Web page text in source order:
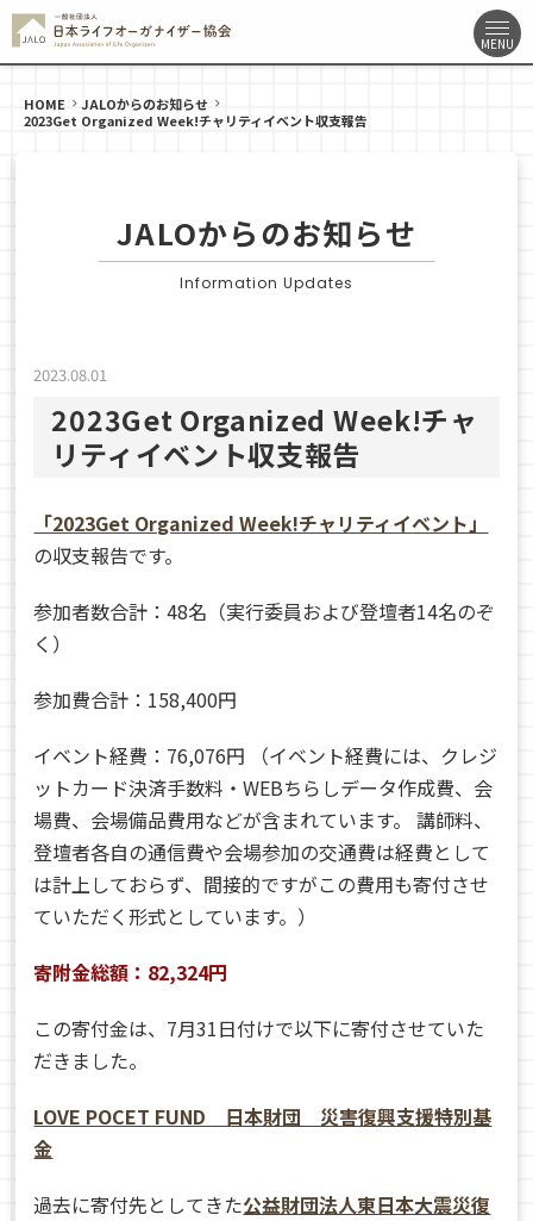
HOME
JALOからのお知らせ
2023Get Organized Week!チャリティイベント収支報告
JALOからのお知らせ
Information Updates
2023.08.01
2023Get Organized Week!チャ
リティイベント収支報告
「2023Get Organized Week!チャリティイベント」
の収支報告です。
参加者数合計：48名（実行委員および登壇者14名のぞ
く）
参加費合計：158,400円
イベント経費：76,076円 （イベント経費には、クレジ
ットカード決済手数料・WEBちらしデータ作成費、会
場費、会場備品費用などが含まれています。 講師料、
登壇者各自の通信費や会場参加の交通費は経費として
は計上しておらず、間接的ですがこの費用も寄付させ
ていただく形式としています。）
寄附金総額：82,324円
この寄付金は、7月31日付けで以下に寄付させていた
だきました。
LOVE POCET FUND 日本財団 災害復興支援特別基
金
過去に寄付先としてきた公益財団法人東日本大震災復